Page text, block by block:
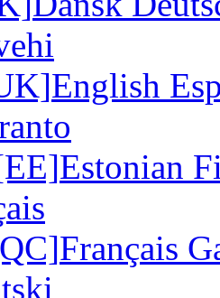
English
Estonian
Français